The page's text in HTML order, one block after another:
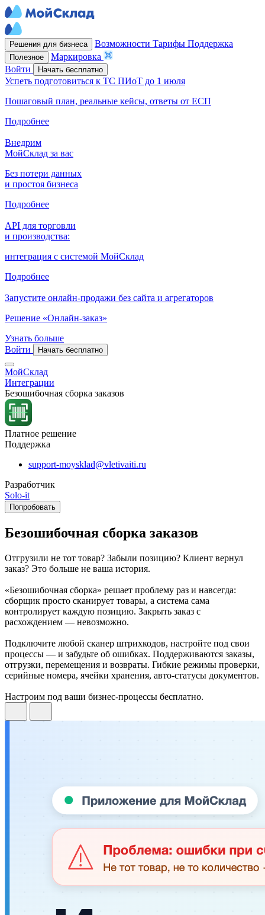
Решения для бизнеса Возможности Тарифы Поддержка
Полезное
Маркировка
Войти
Начать бесплатно
Успеть подготовиться к ТС ПИоТ до 1 июля
Пошаговый план, реальные кейсы, ответы от ЕСП
Подробнее
Внедрим
МойСклад за вас
Без потери данных
и простоя бизнеса
Подробнее
API для торговли
и производства:
интеграция с системой МойСклад
Подробнее
Запустите онлайн-продажи без сайта и агрегаторов
Решение «Онлайн-заказ»
Узнать больше
Войти
Начать бесплатно
МойСклад
Интеграции
Безошибочная сборка заказов
Платное решение
Поддержка
support-moysklad@vletivaiti.ru
Разработчик
Solo-it
Попробовать
Безошибочная сборка заказов
Отгрузили не тот товар? Забыли позицию? Клиент вернул
заказ? Это больше не ваша история.
«Безошибочная сборка» решает проблему раз и навсегда:
сборщик просто сканирует товары, а система сама
контролирует каждую позицию. Закрыть заказ с
расхождением — невозможно.
Подключите любой сканер штрихкодов, настройте под свои
процессы — и забудьте об ошибках. Поддерживаются заказы,
отгрузки, перемещения и возвраты. Гибкие режимы проверки,
серийные номера, ячейки хранения, авто-статусы документов.
Настроим под ваши бизнес-процессы бесплатно.